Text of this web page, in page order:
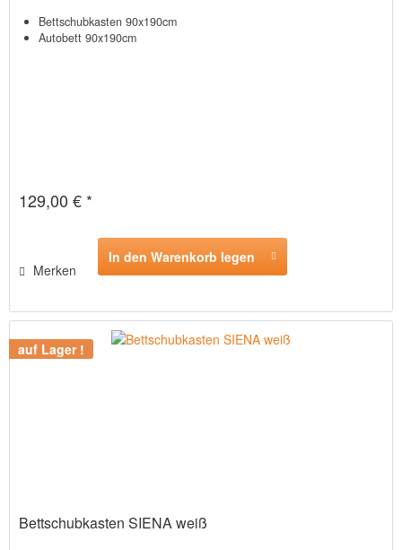
Bettschubkasten 90x190cm
Autobett 90x190cm
129,00 € *
Merken
In den Warenkorb legen
auf Lager !
Bettschubkasten SIENA weiß